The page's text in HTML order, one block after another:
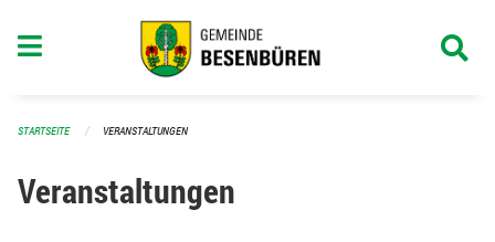
STARTSEITE VERANSTALTUNGEN
Veranstaltungen